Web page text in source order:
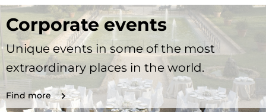
Corporate events
Unique events in some of the most
extraordinary places in the world.
Find more